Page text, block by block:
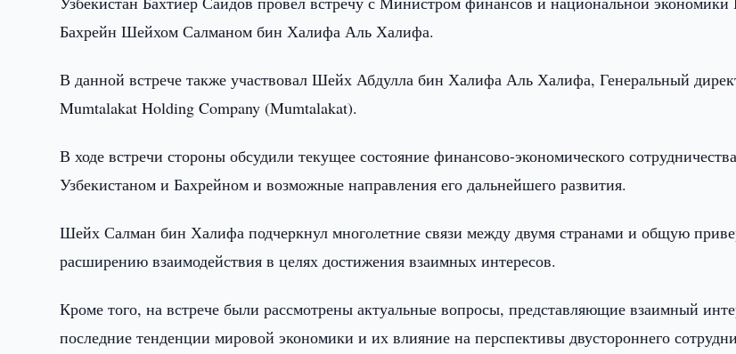
Бахрейн Шейхом Салманом бин Халифа Аль Халифа.
В данной встрече также участвовал Шейх Абдулла бин Халифа Аль Халифа, Генеральный
Mumtalakat Holding Company (Mumtalakat).
В ходе встречи стороны обсудили текущее состояние финансово-экономического
Узбекистаном и Бахрейном и возможные направления его дальнейшего развития.
Шейх Салман бин Халифа подчеркнул многолетние связи между двумя странами и общую
расширению взаимодействия в целях достижения взаимных интересов.
Кроме того, на встрече были рассмотрены актуальные вопросы, представляющие взаимный
последние тенденции мировой экономики и их влияние на перспективы двустороннего